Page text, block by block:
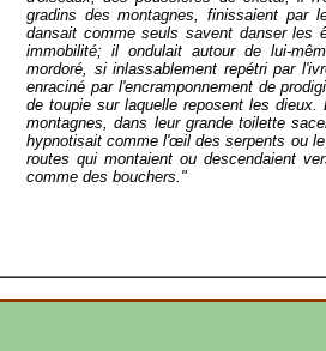
gradins des montagnes, finissaient par
dansait comme seuls savent danser les
immobilité; il ondulait autour de lui-
mordoré, si inlassablement repétri par
enraciné par l'encramponnement de
de toupie sur laquelle reposent les
montagnes, dans leur grande toilette
hypnotisait comme l'œil des serpents ou
routes qui montaient ou descendaient
comme des bouchers."